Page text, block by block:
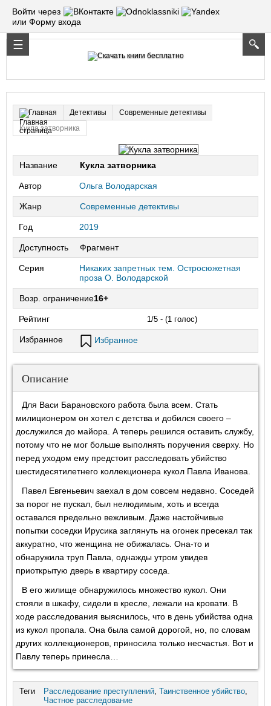
Войти через
или Форму входа
Главная Детективы
Современные детективы
Кукла затворника
Название Кукла затворника
Автор Ольга Володарская
Жанр Современные детективы
Год 2019
Доступность Фрагмент
Серия
Никаких запретных тем. Остросюжетная
проза О. Володарской
Возр. ограничение16+
Рейтинг 1/5 - (1 голос)
Избранное Избранное
Описание
Для Васи Барановского работа была всем. Стать
милиционером он хотел с детства и добился своего –
дослужился до майора. А теперь решился оставить службу,
потому что не мог больше выполнять поручения сверху. Но
перед уходом ему предстоит расследовать убийство
шестидесятилетнего коллекционера кукол Павла Иванова.
Павел Евгеньевич заехал в дом совсем недавно. Соседей
за порог не пускал, был нелюдимым, хоть и всегда
оставался предельно вежливым. Даже настойчивые
попытки соседки Ирусика заглянуть на огонек пресекал так
аккуратно, что женщина не обижалась. Она-то и
обнаружила труп Павла, однажды утром увидев
приоткрытую дверь в квартиру соседа.
В его жилище обнаружилось множество кукол. Они
стояли в шкафу, сидели в кресле, лежали на кровати. В
ходе расследования выяснилось, что в день убийства одна
из кукол пропала. Она была самой дорогой, но, по словам
других коллекционеров, приносила только несчастья. Вот и
Павлу теперь принесла…
Теги Расследование преступлений, Таинственное убийство,
Частное расследование